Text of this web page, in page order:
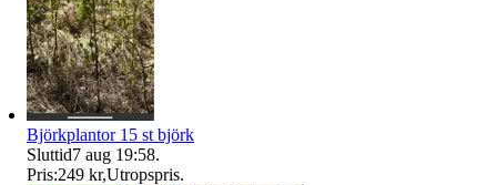
Björkplantor 15 st björk
Sluttid7 aug 19:58.
Pris:249 kr,Utropspris.